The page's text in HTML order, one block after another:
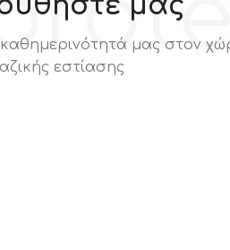
μας
μας στον
εστίασης